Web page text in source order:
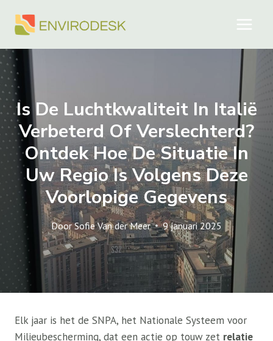
naar
Is De Luchtkwaliteit In Italië
Verbeterd Of Verslechterd?
Ontdek Hoe De Situatie In
Uw Regio Is Volgens Deze
Voorlopige Gegevens
DoorSofie Van der Meer 9 januari 2025
Elk jaar is het de SNPA, het Nationale Systeem voor
Milieubescherming, dat een actie op touw zet relatie